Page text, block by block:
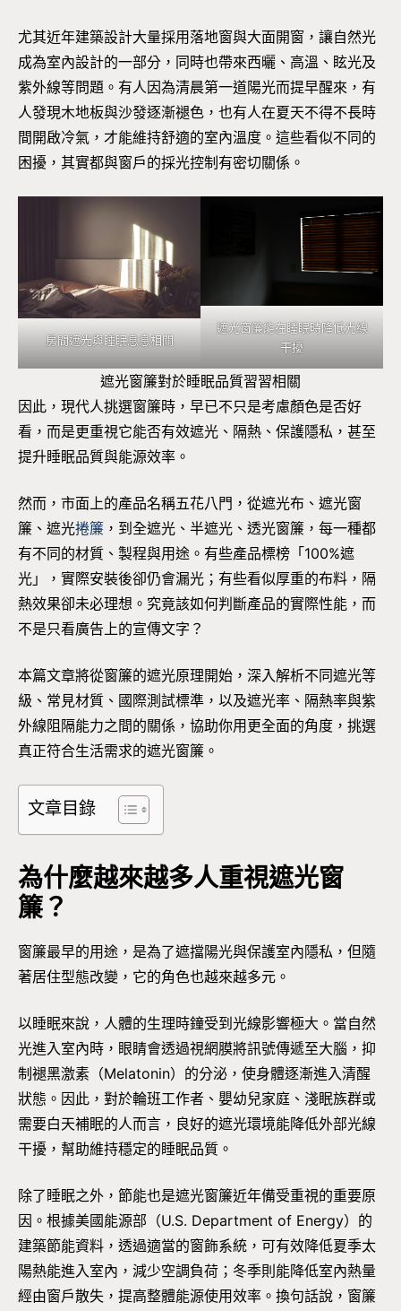
尤其近年建築設計大量採用落地窗與大面開窗，讓自然光
成為室內設計的一部分，同時也帶來西曬、高溫、眩光及
紫外線等問題。有人因為清晨第一道陽光而提早醒來，有
人發現木地板與沙發逐漸褪色，也有人在夏天不得不長時
間開啟冷氣，才能維持舒適的室內溫度。這些看似不同的
困擾，其實都與窗戶的採光控制有密切關係。
房間遮光與睡眠息息相關
遮光窗簾能在睡眠時降低光線
干擾
遮光窗簾對於睡眠品質習習相關
因此，現代人挑選窗簾時，早已不只是考慮顏色是否好
看，而是更重視它能否有效遮光、隔熱、保護隱私，甚至
提升睡眠品質與能源效率。
然而，市面上的產品名稱五花八門，從遮光布、遮光窗
簾、遮光捲簾 ，到全遮光、半遮光、透光窗簾，每一種都
有不同的材質、製程與用途。有些產品標榜「100%遮
光」，實際安裝後卻仍會漏光；有些看似厚重的布料，隔
熱效果卻未必理想。究竟該如何判斷產品的實際性能，而
不是只看廣告上的宣傳文字？
本篇文章將從窗簾的遮光原理開始，深入解析不同遮光等
級、常見材質、國際測試標準，以及遮光率、隔熱率與紫
外線阻隔能力之間的關係，協助你用更全面的角度，挑選
真正符合生活需求的遮光窗簾。
文章目錄
為什麼越來越多人重視遮光窗
簾？
窗簾最早的用途，是為了遮擋陽光與保護室內隱私，但隨
著居住型態改變，它的角色也越來越多元。
以睡眠來說，人體的生理時鐘受到光線影響極大。當自然
光進入室內時，眼睛會透過視網膜將訊號傳遞至大腦，抑
制褪黑激素（Melatonin）的分泌，使身體逐漸進入清醒
狀態。因此，對於輪班工作者、嬰幼兒家庭、淺眠族群或
需要白天補眠的人而言，良好的遮光環境能降低外部光線
干擾，幫助維持穩定的睡眠品質。
除了睡眠之外，節能也是遮光窗簾近年備受重視的重要原
因。根據美國能源部（U.S. Department of Energy）的
建築節能資料，透過適當的窗飾系統，可有效降低夏季太
陽熱能進入室內，減少空調負荷；冬季則能降低室內熱量
經由窗戶散失，提高整體能源使用效率。換句話說，窗簾